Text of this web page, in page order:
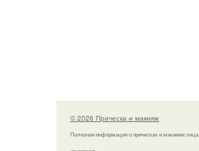
© 2026 Прическа и макияж
Полезная информация о прическах и макияже